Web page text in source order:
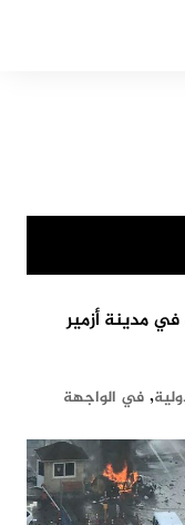
مدينة أزمير
, في الواجهة